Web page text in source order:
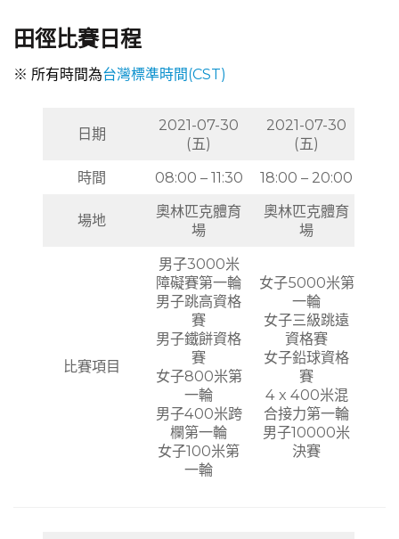
田徑比賽日程
※ 所有時間為台灣標準時間(CST)
日期
2021-07-30
(五)
2021-07-30
(五)
時間
08:00 – 11:30 18:00 – 20:00
場地
奧林匹克體育
場
奧林匹克體育
場
比賽項目
男子3000米
障礙賽第一輪
男子跳高資格
賽
男子鐵餅資格
賽
女子800米第
一輪
男子400米跨
欄第一輪
女子100米第
一輪
女子5000米第
一輪
女子三級跳遠
資格賽
女子鉛球資格
賽
4 x 400米混
合接力第一輪
男子10000米
決賽